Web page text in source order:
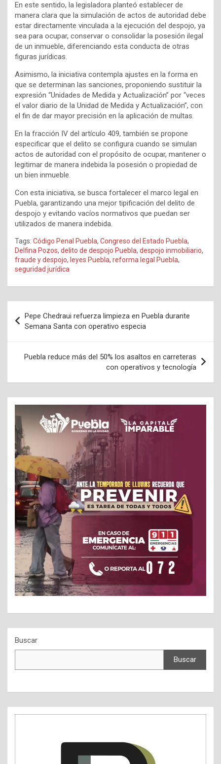
En este sentido, la legisladora planteó establecer de
manera clara que la simulación de actos de autoridad debe
estar directamente vinculada a la ejecución del despojo, ya
sea para ocupar, conservar o consolidar la posesión ilegal
de un inmueble, diferenciando esta conducta de otras
figuras jurídicas.
Asimismo, la iniciativa contempla ajustes en la forma en
que se determinan las sanciones, proponiendo sustituir la
expresión “Unidades de Medida y Actualización” por “veces
el valor diario de la Unidad de Medida y Actualización”, con
el fin de dar mayor precisión en la aplicación de multas.
En la fracción IV del artículo 409, también se propone
especificar que el delito se configura cuando se simulan
actos de autoridad con el propósito de ocupar, mantener o
legitimar de manera indebida la posesión o propiedad de
un bien inmueble.
Con esta iniciativa, se busca fortalecer el marco legal en
Puebla, garantizando una mejor tipificación del delito de
despojo y evitando vacíos normativos que puedan ser
utilizados de manera indebida.
Tags: Código Penal Puebla, Congreso del Estado Puebla,
Delfina Pozos, delito de despojo Puebla, despojo inmobiliario,
fraude y despojo, leyes Puebla, reforma legal Puebla,
seguridad jurídica
de
entradas
Pepe Chedraui refuerza limpieza en Puebla durante
Semana Santa con operativo especia
Puebla reduce más del 50% los asaltos en carreteras
con operativos y tecnología
Buscar
Buscar